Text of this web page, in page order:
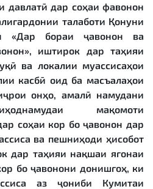
давлатӣ дар соҳаи фавонон
талаботи Қонуни
«Дар бораи ҷавонон ва
иштирок дар таҳияи
ва локалии муассисаҳои
касбӣ оид ба масъалаҳои
онҳо, амалӣ намудани
мақомоти
соҳаи кор бо ҷавонон дар
ва пешниҳоди ҳисобот
дар таҳияи нақшаи ягонаи
бо ҷавонони донишгоҳ, ки
аз ҷониби Кумитаи